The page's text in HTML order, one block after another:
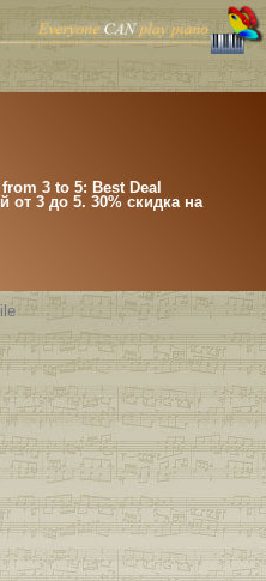
3 to 5: Best Deal
от 3 до 5. 30% скидка на